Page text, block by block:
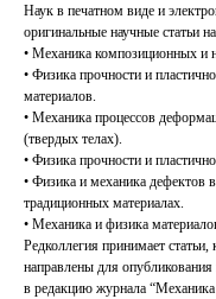
Наук в печатном виде и
оригинальные научные статьи
• Механика композиционных и
• Физика прочности и
материалов.
• Механика процессов
(твердых телах).
• Физика прочности и
• Физика и механика дефектов
традиционных материалах.
• Механика и физика
Редколлегия принимает
направлены для
в редакцию журнала “Механика